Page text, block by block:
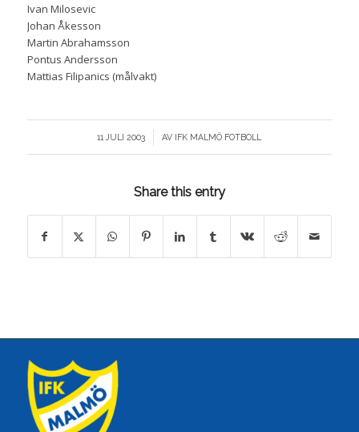
Ivan Milosevic
Johan Åkesson
Martin Abrahamsson
Pontus Andersson
Mattias Filipanics (målvakt)
11 JULI 2003
/ AV IFK MALMÖ FOTBOLL
Share this entry